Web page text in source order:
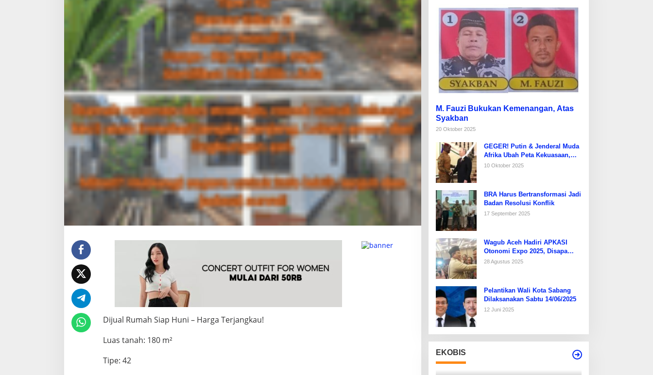
Dijual Rumah Siap Huni – Harga Terjangkau!
Luas tanah: 180 m²
Tipe: 42
M. Fauzi Bukukan Kemenangan, Atas
Syakban
20 Oktober 2025
GEGER! Putin & Jenderal Muda
Afrika Ubah Peta Kekuasaan,
Prancis Diusir dari Sahel!
10 Oktober 2025
BRA Harus Bertransformasi Jadi
Badan Resolusi Konflik
17 September 2025
Wagub Aceh Hadiri APKASI
Otonomi Expo 2025, Disapa
Hangat Presiden Prabowo
28 Agustus 2025
Pelantikan Wali Kota Sabang
Dilaksanakan Sabtu 14/06/2025
12 Juni 2025
EKOBIS